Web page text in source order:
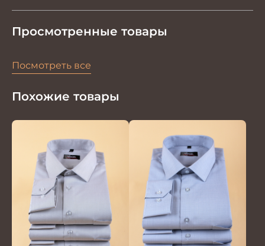
Просмотренные товары
Посмотреть все
Похожие товары